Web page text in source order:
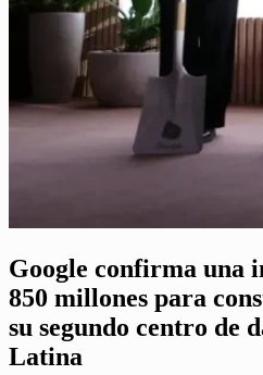
Google confirma una
850 millones para
su segundo centro de
Latina